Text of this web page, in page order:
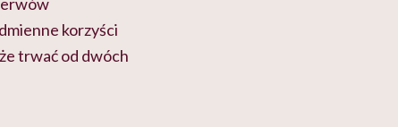
korzyści
trwać od dwóch